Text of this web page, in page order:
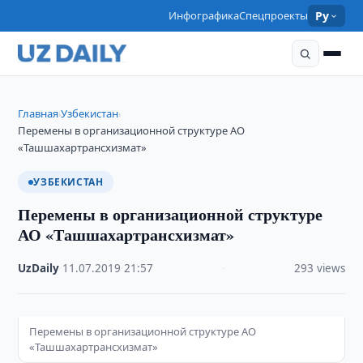
ИнфографикаСпецпроекты Ру
Главная›Узбекистан›
Перемены в организационной структуре АО
«Ташшахартрансхизмат»
УЗБЕКИСТАН
Перемены в организационной структуре
АО «Ташшахартрансхизмат»
UzDaily 11.07.2019 ·21:57 293 views
Перемены в организационной структуре АО
«Ташшахартрансхизмат»